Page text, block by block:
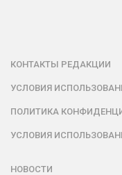
КОНТАКТЫ РЕДАКЦИИ
УСЛОВИЯ
ПОЛИТИКА
УСЛОВИЯ
НОВОСТИ